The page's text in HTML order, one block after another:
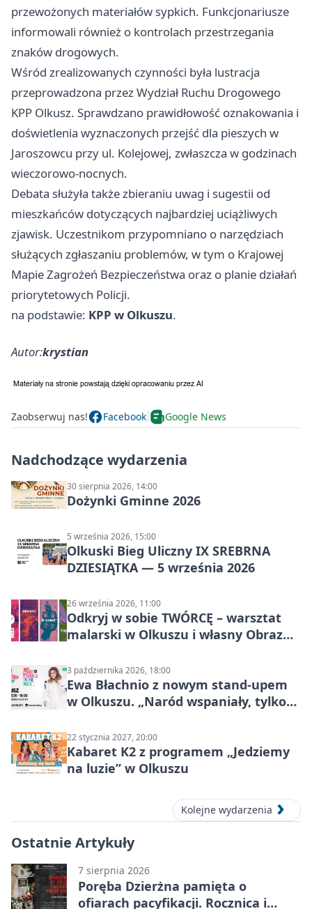
przewożonych materiałów sypkich. Funkcjonariusze
informowali również o kontrolach przestrzegania
znaków drogowych.
Wśród zrealizowanych czynności była lustracja
przeprowadzona przez Wydział Ruchu Drogowego
KPP Olkusz. Sprawdzano prawidłowość oznakowania i
doświetlenia wyznaczonych przejść dla pieszych w
Jaroszowcu przy ul. Kolejowej, zwłaszcza w godzinach
wieczorowo-nocnych.
Debata służyła także zbieraniu uwag i sugestii od
mieszkańców dotyczących najbardziej uciążliwych
zjawisk. Uczestnikom przypomniano o narzędziach
służących zgłaszaniu problemów, w tym o Krajowej
Mapie Zagrożeń Bezpieczeństwa oraz o planie działań
priorytetowych Policji.
na podstawie: KPP w Olkuszu.
Autor:krystian
Zaobserwuj nas! Facebook Google News
Nadchodzące wydarzenia
30 sierpnia 2026, 14:00
Dożynki Gminne 2026
5 września 2026, 15:00
Olkuski Bieg Uliczny IX SREBRNA
DZIESIĄTKA — 5 września 2026
26 września 2026, 11:00
Odkryj w sobie TWÓRCĘ – warsztat
malarski w Olkuszu i własny Obraz
3 października 2026, 18:00
Ewa Błachnio z nowym stand-upem
w Olkuszu. „Naród wspaniały, tylko
22 stycznia 2027, 20:00
Kabaret K2 z programem „Jedziemy
na luzie” w Olkuszu
Kolejne wydarzenia
Ostatnie Artykuły
7 sierpnia 2026
Poręba Dzierżna pamięta o
ofiarach pacyfikacji. Rocznica i